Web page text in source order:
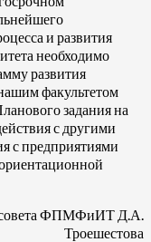
и развития
необходимо
развития
факультетом
задания на
с другими
с предприятиями
совета ФПМФиИТ Д.А.
Троешестова